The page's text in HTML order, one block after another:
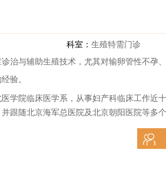
科室： 生殖特需门诊
治与辅助生殖技术，尤其对输卵管性不孕
验。
学院临床医学系，从事妇产科临床工作近
跟随北京海军总医院及北京朝阳医院等多
女性不孕症诊治与辅助生殖技术，尤其对输
有丰富的经验。